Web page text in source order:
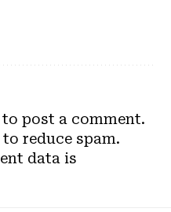
to post a comment.
reduce spam.
data is